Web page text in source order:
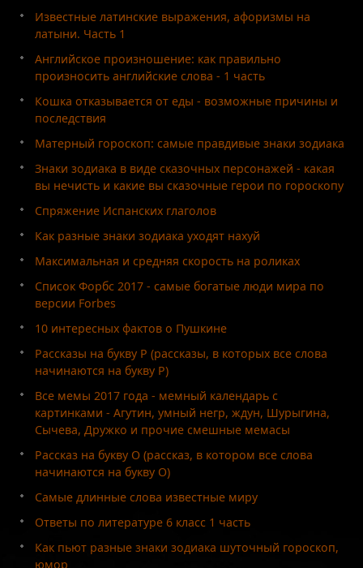
Известные латинские выражения, афоризмы на
латыни. Часть 1
Английское произношение: как правильно
произносить английские слова - 1 часть
Кошка отказывается от еды - возможные причины и
последствия
Матерный гороскоп: самые правдивые знаки зодиака
Знаки зодиака в виде сказочных персонажей - какая
вы нечисть и какие вы сказочные герои по гороскопу
Спряжение Испанских глаголов
Как разные знаки зодиака уходят нахуй
Максимальная и средняя скорость на роликах
Список Форбс 2017 - самые богатые люди мира по
версии Forbes
10 интересных фактов о Пушкине
Рассказы на букву Р (рассказы, в которых все слова
начинаются на букву Р)
Все мемы 2017 года - мемный календарь с
картинками - Агутин, умный негр, ждун, Шурыгина,
Сычева, Дружко и прочие смешные мемасы
Рассказ на букву О (рассказ, в котором все слова
начинаются на букву О)
Самые длинные слова известные миру
Ответы по литературе 6 класс 1 часть
Как пьют разные знаки зодиака шуточный гороскоп,
юмор